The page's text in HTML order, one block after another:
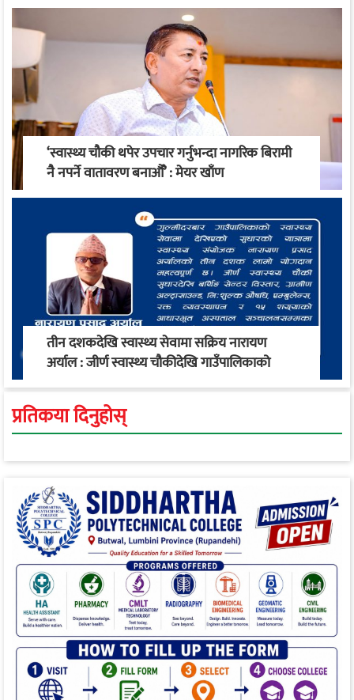
‘स्वास्थ्य चौकी थपेर उपचार गर्नुभन्दा नागरिक बिरामी
नै नपर्ने वातावरण बनाऔँ’ : मेयर खाँण
तीन दशकदेखि स्वास्थ्य सेवामा सक्रिय नारायण
अर्याल : जीर्ण स्वास्थ्य चौकीदेखि गाउँपालिकाको
स्वास्थ्य रूपान्तरण सम्म
प्रतिकया दिनुहोस्